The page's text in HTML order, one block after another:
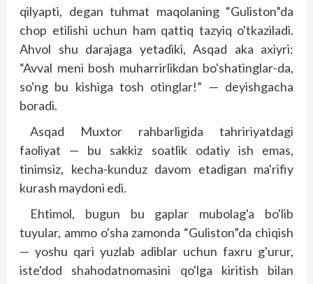
qilyapti, degan tuhmat maqolaning “Guliston”da
chop etilishi uchun ham qattiq tazyiq o'tkaziladi.
Ahvol shu darajaga yetadiki, Asqad aka axiyri:
“Avval meni bosh muharrirlikdan bo'shatinglar-da,
so'ng bu kishiga tosh otinglar!” — deyishgacha
boradi.
Asqad Muxtor rahbarligida tahririyatdagi
faoliyat — bu sakkiz soatlik odatiy ish emas,
tinimsiz, kecha-kunduz davom etadigan ma'rifiy
kurash maydoni edi.
Ehtimol, bugun bu gaplar mubolag'a bo'lib
tuyular, ammo o'sha zamonda “Guliston”da chiqish
— yoshu qari yuzlab adiblar uchun faxru g'urur,
iste'dod shahodatnomasini qo'lga kiritish bilan